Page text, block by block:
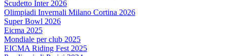
Scudetto Inter 2026
Olimpiadi Invernali Milano Cortina 2026
Super Bowl 2026
Eicma 2025
Mondiale per club 2025
EICMA Riding Fest 2025